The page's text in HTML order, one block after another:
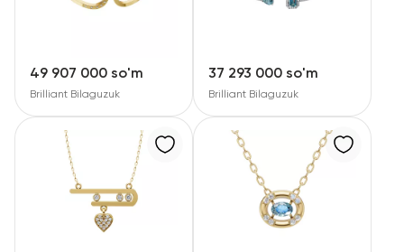
49 907 000 so'm
Brilliant Bilaguzuk
37 293 000 so'm
Brilliant Bilaguzuk